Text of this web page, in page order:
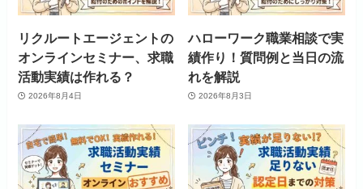
リクルートエージェントの
オンラインセミナー、求職
活動実績は作れる？
2026年8月4日
ハローワーク職業相談で実
績作り！質問例と当日の流
れを解説
2026年8月3日